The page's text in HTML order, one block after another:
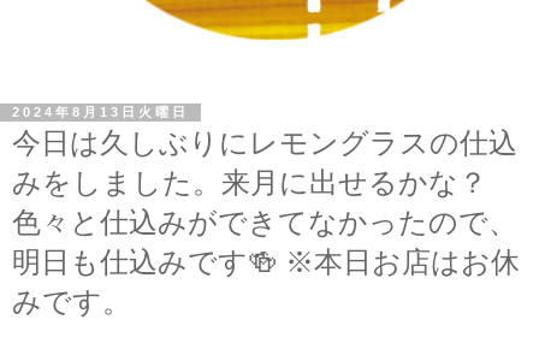
2024年8月13日火曜日
今日は久しぶりにレモングラスの仕込
みをしました。来月に出せるかな？
色々と仕込みができてなかったので、
明日も仕込みです🍻 ※本日お店はお休
みです。